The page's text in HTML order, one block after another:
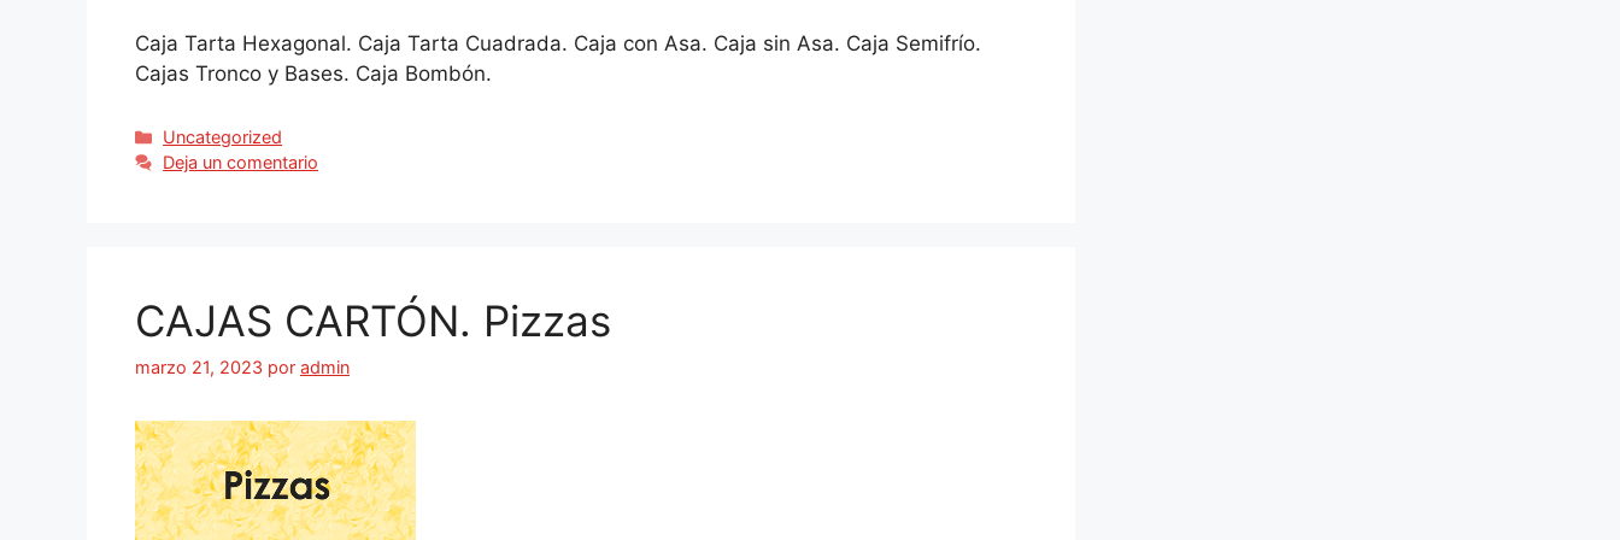
Caja Tarta Hexagonal. Caja Tarta Cuadrada. Caja con Asa. Caja sin Asa. Caja Semifrío.
Cajas Tronco y Bases. Caja Bombón.
Uncategorized
Deja un comentario
CAJAS CARTÓN. Pizzas
marzo 21, 2023 por admin